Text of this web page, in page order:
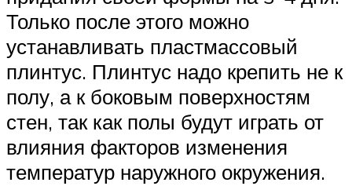
Только после этого можно
устанавливать пластмассовый
плинтус. Плинтус надо крепить не к
полу, а к боковым поверхностям
стен, так как полы будут играть от
влияния факторов изменения
температур наружного окружения.